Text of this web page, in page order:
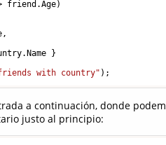
friend.Age)
}
with country"
a continuación, donde
justo al principio: